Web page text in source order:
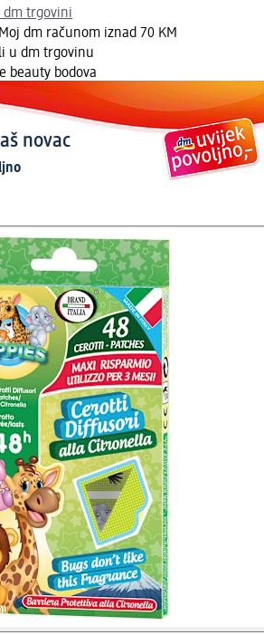
dm trgovini
dm računom iznad 70 KM
u dm trgovinu
beauty bodova
novac